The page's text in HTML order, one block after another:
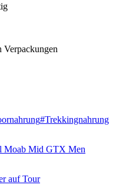
Verpackungen
#Trekkingnahrung
Moab Mid GTX Men
auf Tour